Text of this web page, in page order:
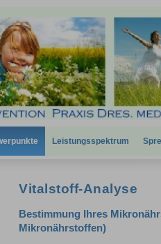
Leistungsspektrum
Vitalstoff-Analyse
Bestimmung Ihres
Mikronährstoffen)